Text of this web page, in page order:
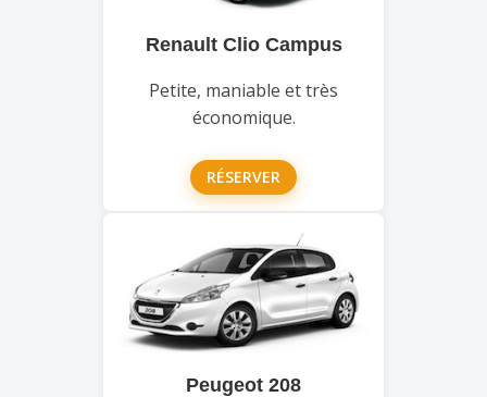
Renault Clio Campus
Petite, maniable et très
économique.
RÉSERVER
Peugeot 208